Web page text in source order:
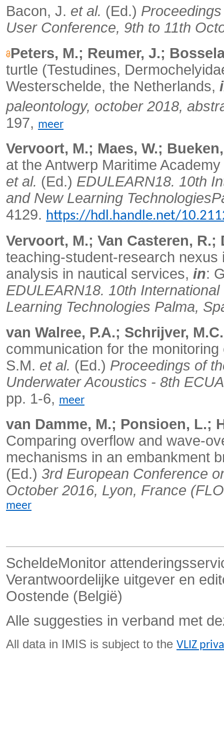
Bacon, J. et al. (Ed.)
User Conference, 9th to 11th
Peters, M.; Reumer, J.;
turtle (Testudines,
Westerschelde, the Netherlands,
paleontology, october 2018,
197, meer
Vervoort, M.; Maes, W.;
at the Antwerp Maritime
et al. (Ed.) EDULEARN18. 10th
and New Learning
4129. https://hdl.handle.net/
Vervoort, M.; Van Casteren, R.;
teaching-student-research
analysis in nautical services, in:
EDULEARN18. 10th
Learning Technologies Palma,
van Walree, P.A.; Schrijver,
communication for the
S.M. et al. (Ed.) Proceedings of
Underwater Acoustics - 8th
pp. 1-6, meer
van Damme, M.; Ponsioen, L.;
Comparing overflow and wave-
mechanisms in an embankment
(Ed.) 3rd European Conference
October 2016, Lyon, France
meer
ScheldeMonitor
Verantwoordelijke uitgever en
Oostende (België)
Alle suggesties in verband met
All data in IMIS is subject to the VLIZ